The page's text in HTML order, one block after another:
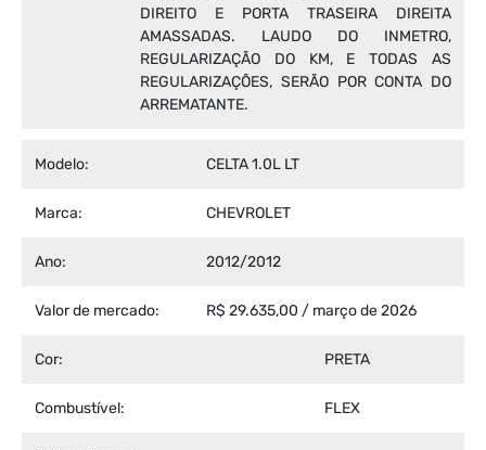
DIREITO E PORTA TRASEIRA DIREITA
AMASSADAS. LAUDO DO INMETRO,
REGULARIZAÇÃO DO KM, E TODAS AS
REGULARIZAÇÕES, SERÃO POR CONTA DO
ARREMATANTE.
Modelo: CELTA 1.0L LT
Marca: CHEVROLET
Ano: 2012/2012
Valor de mercado: R$ 29.635,00 / março de 2026
Cor: PRETA
Combustível: FLEX